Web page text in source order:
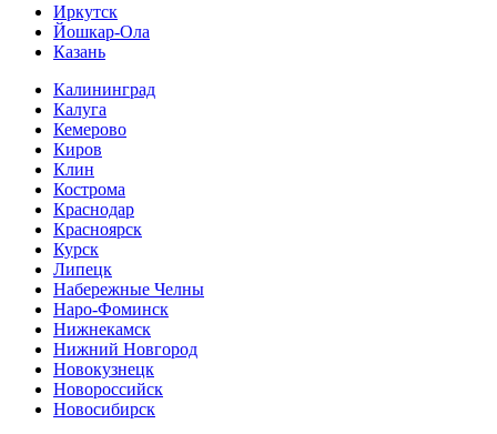
Иркутск
Йошкар-Ола
Казань
Калининград
Калуга
Кемерово
Киров
Клин
Кострома
Краснодар
Красноярск
Курск
Липецк
Набережные Челны
Наро-Фоминск
Нижнекамск
Нижний Новгород
Новокузнецк
Новороссийск
Новосибирск